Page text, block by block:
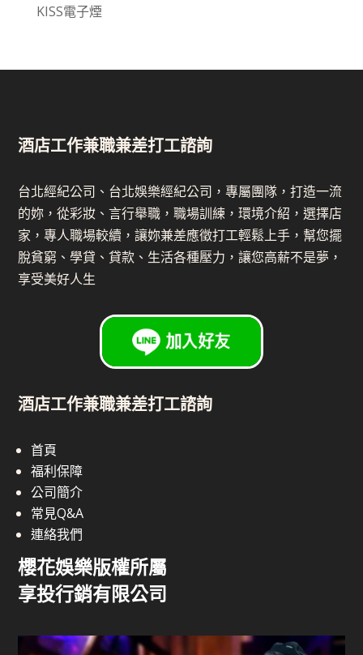
KISS電子煙
酒店工作兼職兼差打工諮詢
台北經紀公司、台北娛樂經紀公司，專屬團隊，打造一流
的妳，從彩妝、言行舉職，職場訓練，環境介紹，選擇店
家，專人職場較續，讓妳兼差應徵打工輕鬆上手，幫您擺
脫貧窮、學貸、貸款、生活各種壓力，讓您高薪不是夢，
享受美好人生
酒店工作兼職兼差打工諮詢
首頁
福利保障
公司簡介
常見Q&A
連絡我們
櫻花娛樂版權所屬
享投行銷有限公司